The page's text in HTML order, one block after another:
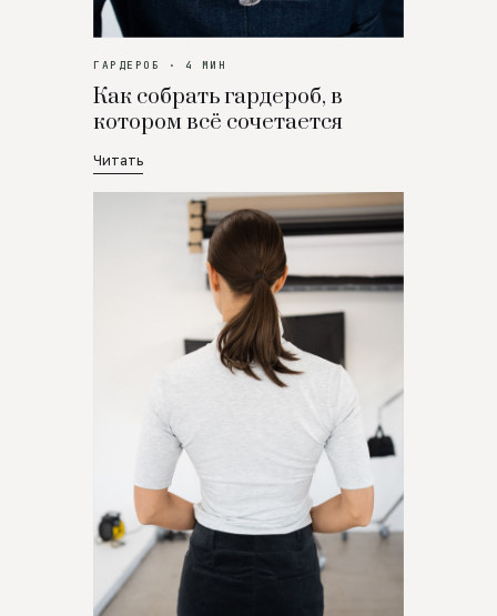
ГАРДЕРОБ · 4 МИН
Как собрать гардероб, в
котором всё сочетается
Читать